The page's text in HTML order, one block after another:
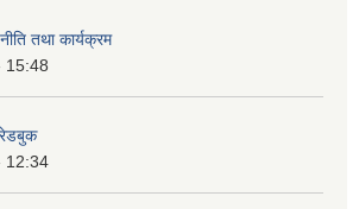
तथा कार्यक्रम
15:48
12:34